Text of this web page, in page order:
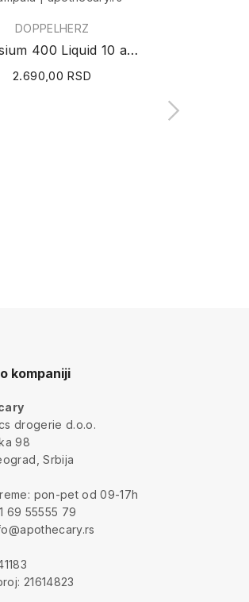
DOPPELHERZ
Magnesium 400 Liquid 10 ampula
2.690,00 RSD
kompaniji
drogerie d.o.o.
98
Srbija
pon-pet od 09-17h
69 55555 79
21614823